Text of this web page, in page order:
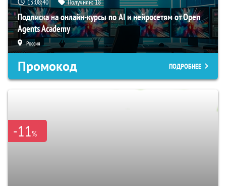
13:08:39 Получили:18
Подписка на онлайн-курсы по AI и нейросетям от Open
Agents Academy
Россия
Промокод ПОДРОБНЕЕ
-11%